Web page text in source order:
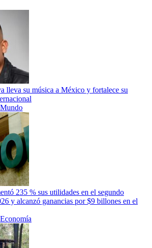
lleva su música a México y fortalece su
Mundo
235 % sus utilidades en el segundo
y alcanzó ganancias por $9 billones en el
Economía